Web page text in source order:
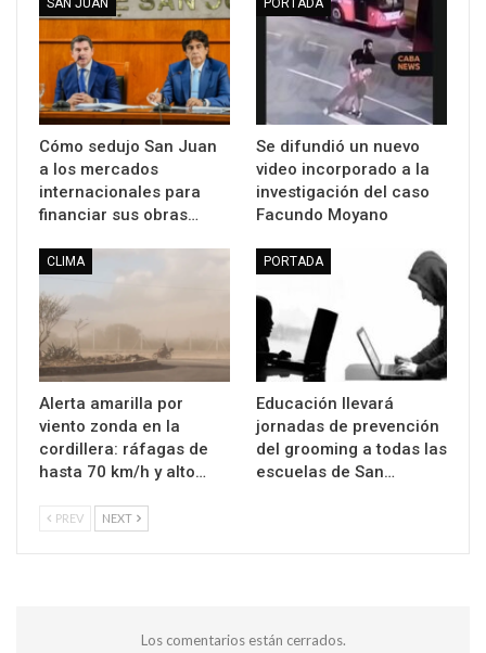
SAN JUAN
Cómo sedujo San Juan
a los mercados
internacionales para
financiar sus obras…
PORTADA
Se difundió un nuevo
video incorporado a la
investigación del caso
Facundo Moyano
CLIMA
Alerta amarilla por
viento zonda en la
cordillera: ráfagas de
hasta 70 km/h y alto…
PORTADA
Educación llevará
jornadas de prevención
del grooming a todas las
escuelas de San…
PREV NEXT
Los comentarios están cerrados.